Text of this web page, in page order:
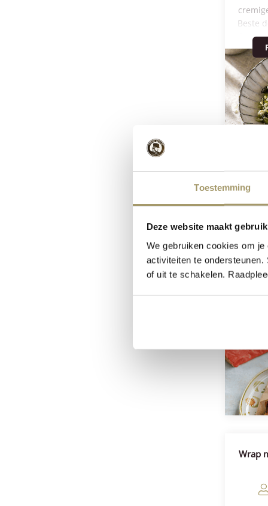
Toestemming
Deze website maakt
We gebruiken cookies om
activiteiten te
of uit te schakelen.
Beste
Henri
Wrap